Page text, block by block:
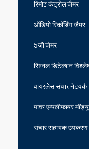
रिमोट कंट्रोल जैमर
ऑडियो रिकॉर्डिंग जैमर
5जी जैमर
सिग्नल डिटेक्शन
वायरलेस संचार नेटवर्क
पावर एम्पलीफायर
संचार सहायक उपकरण